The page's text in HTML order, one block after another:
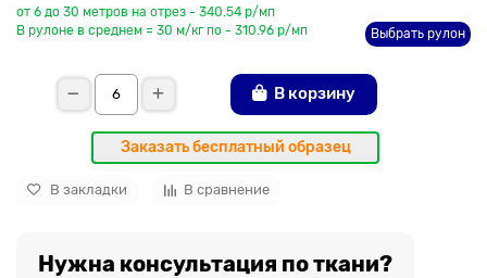
от 6 до 30 метров на отрез - 340.54 р/мп
В рулоне в среднем = 30 м/кг по - 310.96 р/мп
Выбрать рулон
В корзину
Заказать бесплатный образец
В закладки В сравнение
Нужна консультация по ткани?